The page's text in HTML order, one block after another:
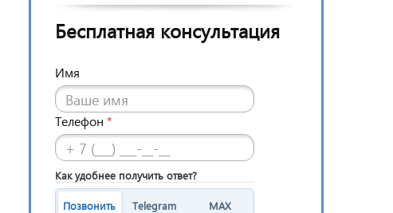
Бесплатная консультация
Имя
Телефон *
Как удобнее получить ответ?
Позвонить Telegram MAX